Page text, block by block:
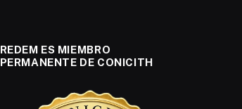
REDEM ES MIEMBRO
PERMANENTE DE CONICITH